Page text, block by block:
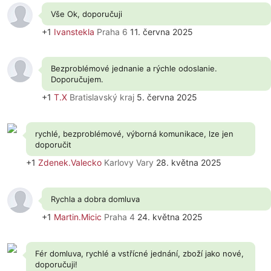
Vše Ok, doporučuji
+1 Ivanstekla Praha 6 11. června 2025
Bezproblémové jednanie a rýchle odoslanie.
Doporučujem.
+1 T.X Bratislavský kraj 5. června 2025
rychlé, bezproblémové, výborná komunikace, lze jen
doporučit
+1 Zdenek.Valecko Karlovy Vary 28. května 2025
Rychla a dobra domluva
+1 Martin.Micic Praha 4 24. května 2025
Fér domluva, rychlé a vstřícné jednání, zboží jako nové,
doporučuji!